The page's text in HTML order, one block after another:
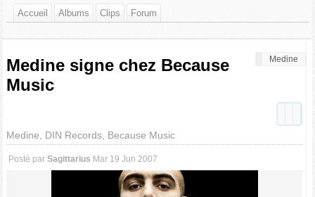
Accueil Albums Clips Forum
Medine
Medine signe chez Because
Music
Medine, DIN Records, Because Music
Posté parSagittarius Mar 19 Jun 2007